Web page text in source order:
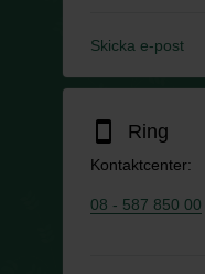
Skicka e-post
smartphone Ring
Kontaktcenter:
08 - 587 850 00